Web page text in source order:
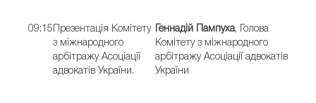
09:15 Презентація Комітету
з міжнародного
арбітражу Асоціації
адвокатів України.
Геннадій Пампуха, Голова
Комітету з міжнародного
арбітражу Асоціації адвокатів
України